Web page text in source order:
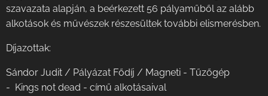
szavazata alapján, a beérkezett 56 pályaműből az alább
alkotások és művészek részesültek további elismerésben.
Díjazottak:
Sándor Judit / Pályázat Fődíj / Magneti - Tűzőgép
- Kings not dead - című alkotásaival